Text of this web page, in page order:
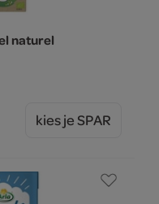
naturel
kies je SPAR